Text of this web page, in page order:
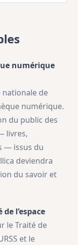
numérique
nationale de
numérique.
du public des
livres,
— issus du
deviendra
du savoir et
l’espace
le Traité de
et le